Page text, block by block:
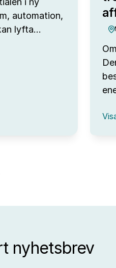
automation,
lyfta…
:
nyhetsbrev